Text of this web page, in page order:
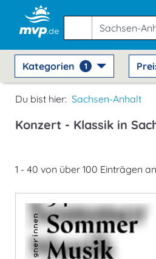
Kategorien 1
Du bist hier: Sachsen-Anhalt
Konzert - Klassik in
1 - 40 von über 100 Einträgen